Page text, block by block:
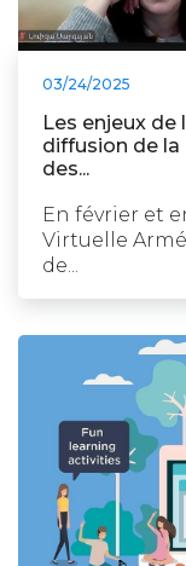
03/24/2025
Les enjeux de
diffusion de la
des...
En février et
Virtuelle
de...